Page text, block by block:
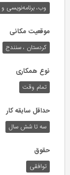
وب،‌ برنامه‌نویسی و
موقعیت مکانی
کردستان ، سنندج
نوع همکاری
تمام وقت
حداقل سابقه کار
سه تا شش سال
حقوق
توافقی